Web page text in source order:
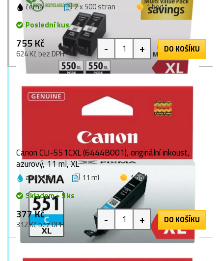
černá 2 x 500 stran
1 bod
Poslední kus
755 Kč
624 Kč bez DPH - + DO KOŠÍKU
Canon CLI-551CXL (6444B001), originální inkoust,
azurový, 11 ml, XL
azurová 11 ml
1 bod
Skladem > 9 ks
377 Kč
312 Kč bez DPH - + DO KOŠÍKU